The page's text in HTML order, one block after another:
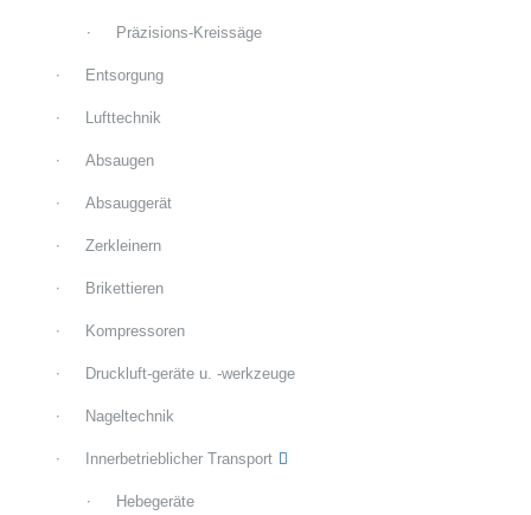
Präzisions-Kreissäge
Entsorgung
Lufttechnik
Absaugen
Absauggerät
Zerkleinern
Brikettieren
Kompressoren
Druckluft-geräte u. -werkzeuge
Nageltechnik
Innerbetrieblicher Transport
Hebegeräte